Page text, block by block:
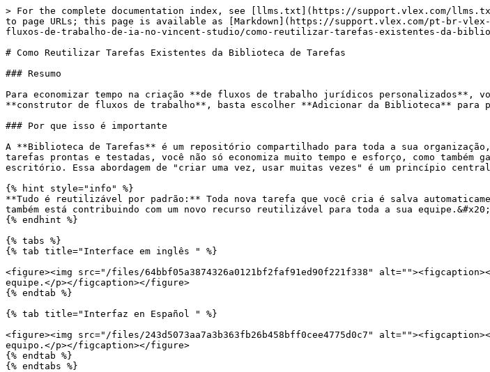
> For the complete documentation index, see [llms.txt](https://support.vlex.com/
to page URLs; this page is available as [Markdown](https://support.vlex.com/pt-br-
fluxos-de-trabalho-de-ia-no-vincent-studio/como-reutilizar-tarefas-existentes-da-
# Como Reutilizar Tarefas Existentes da Biblioteca de Tarefas
### Resumo
Para economizar tempo na criação **de fluxos de trabalho jurídicos personalizados**,
**construtor de fluxos de trabalho**, basta escolher **Adicionar da Biblioteca** para
### Por que isso é importante
A **Biblioteca de Tarefas** é um repositório compartilhado para toda a sua
tarefas prontas e testadas, você não só economiza muito tempo e esforço, como
escritório. Essa abordagem de "criar uma vez, usar muitas vezes" é um princípio
{% hint style="info" %}
**Tudo é reutilizável por padrão:** Toda nova tarefa que você cria é salva
também está contribuindo com um novo recurso reutilizável para toda a sua equipe.&#x20;
{% endhint %}
{% tabs %}
{% tab title="Interface em inglês " %}
<figure><img src="/files/64bbf05a3874326a0121bf2faf91ed90f221f338"
equipe.</p></figcaption></figure>
{% endtab %}
{% tab title="Interfaz en Español " %}
<figure><img src="/files/243d5073aa7a3b363fb26b458bff0cee4775d0c7"
equipo.</p></figcaption></figure>
{% endtab %}
{% endtabs %}